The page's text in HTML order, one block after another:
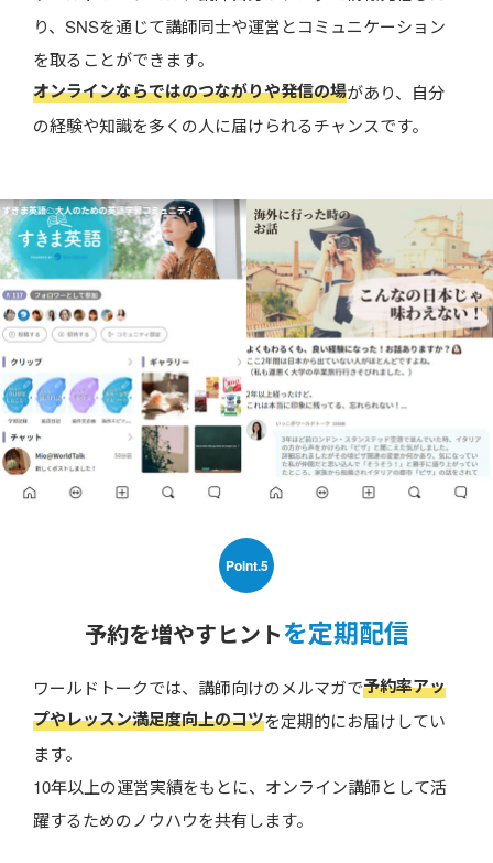
り、SNSを通じて講師同士や運営とコミュニケーション
を取ることができます。
オンラインならではのつながりや発信の場があり、自分
の経験や知識を多くの人に届けられるチャンスです。
Point.5
予約を増やすヒントを定期配信
ワールドトークでは、講師向けのメルマガで予約率アッ
プやレッスン満足度向上のコツを定期的にお届けしてい
ます。
10年以上の運営実績をもとに、オンライン講師として活
躍するためのノウハウを共有します。